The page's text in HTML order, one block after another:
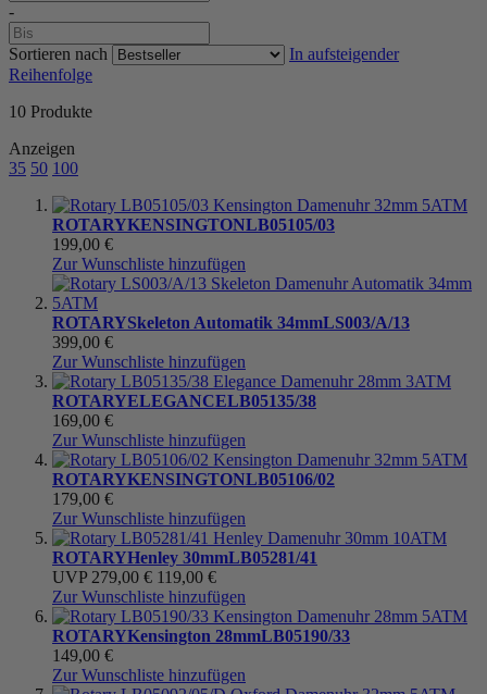
-
Sortieren nach
In aufsteigender
Reihenfolge
10 Produkte
Anzeigen
35 50 100
ROTARYKENSINGTONLB05105/03
199,00 €
Zur Wunschliste hinzufügen
ROTARYSkeleton Automatik 34mmLS003/A/13
399,00 €
Zur Wunschliste hinzufügen
ROTARYELEGANCELB05135/38
169,00 €
Zur Wunschliste hinzufügen
ROTARYKENSINGTONLB05106/02
179,00 €
Zur Wunschliste hinzufügen
ROTARYHenley 30mmLB05281/41
UVP 279,00 € 119,00 €
Zur Wunschliste hinzufügen
ROTARYKensington 28mmLB05190/33
149,00 €
Zur Wunschliste hinzufügen